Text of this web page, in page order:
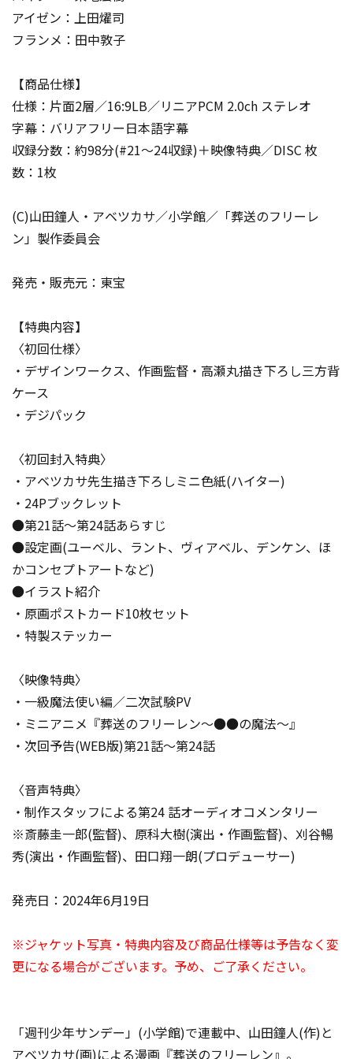
アイゼン：上田燿司
フランメ：田中敦子
【商品仕様】
仕様：片面2層／16:9LB／リニアPCM 2.0ch ステレオ
字幕：バリアフリー日本語字幕
収録分数：約98分(#21～24収録)＋映像特典／DISC 枚
数：1枚
(C)山田鐘人・アベツカサ／小学館／「葬送のフリーレ
ン」製作委員会
発売・販売元：東宝
【特典内容】
〈初回仕様〉
・デザインワークス、作画監督・高瀬丸描き下ろし三方背
ケース
・デジパック
〈初回封入特典〉
・アベツカサ先生描き下ろしミニ色紙(ハイター)
・24Pブックレット
●第21話～第24話あらすじ
●設定画(ユーベル、ラント、ヴィアベル、デンケン、ほ
かコンセプトアートなど)
●イラスト紹介
・原画ポストカード10枚セット
・特製ステッカー
〈映像特典〉
・一級魔法使い編／二次試験PV
・ミニアニメ『葬送のフリーレン～●●の魔法～』
・次回予告(WEB版)第21話～第24話
〈音声特典〉
・制作スタッフによる第24 話オーディオコメンタリー
※斎藤圭一郎(監督)、原科大樹(演出・作画監督)、刈谷暢
秀(演出・作画監督)、田口翔一朗(プロデューサー)
発売日：2024年6月19日
※ジャケット写真・特典内容及び商品仕様等は予告なく変
更になる場合がございます。予め、ご了承ください。
「週刊少年サンデー」(小学館)で連載中、山田鐘人(作)と
アベツカサ(画)による漫画『葬送のフリーレン』。